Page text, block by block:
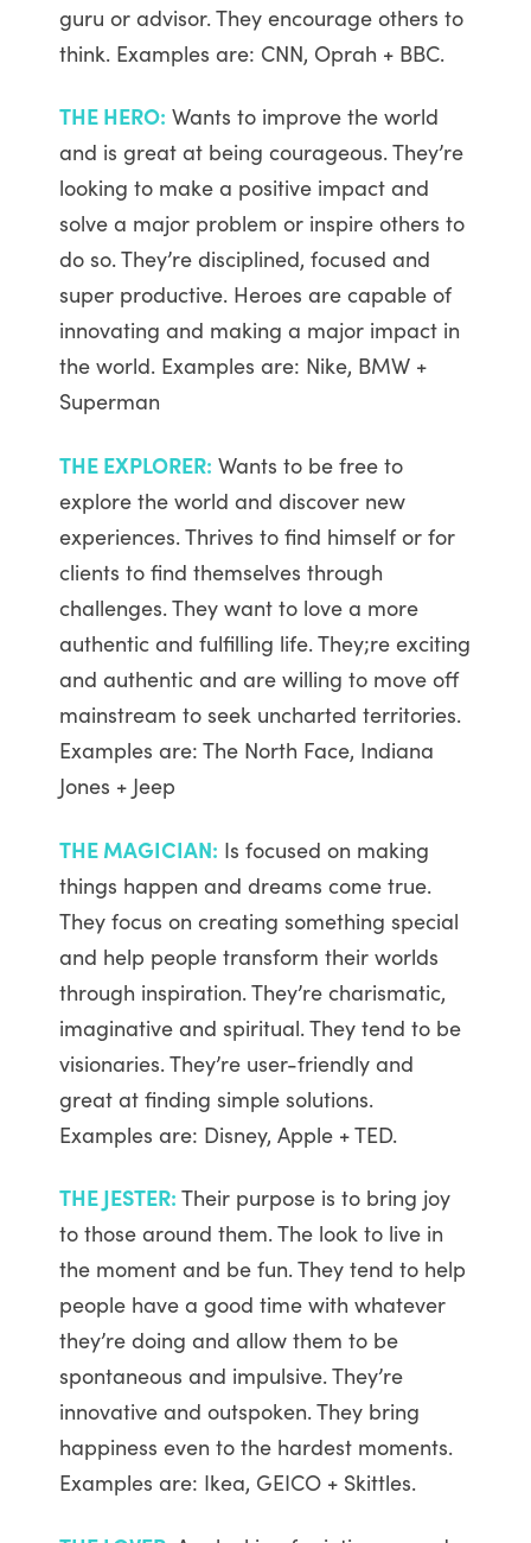
guru or advisor. They encourage others to
think. Examples are: CNN, Oprah + BBC.
THE HERO: Wants to improve the world
and is great at being courageous. They’re
looking to make a positive impact and
solve a major problem or inspire others to
do so. They’re disciplined, focused and
super productive. Heroes are capable of
innovating and making a major impact in
the world. Examples are: Nike, BMW +
Superman
THE EXPLORER: Wants to be free to
explore the world and discover new
experiences. Thrives to find himself or for
clients to find themselves through
challenges. They want to love a more
authentic and fulfilling life. They;re exciting
and authentic and are willing to move off
mainstream to seek uncharted territories.
Examples are: The North Face, Indiana
Jones + Jeep
THE MAGICIAN: Is focused on making
things happen and dreams come true.
They focus on creating something special
and help people transform their worlds
through inspiration. They’re charismatic,
imaginative and spiritual. They tend to be
visionaries. They’re user-friendly and
great at finding simple solutions.
Examples are: Disney, Apple + TED.
THE JESTER: Their purpose is to bring joy
to those around them. The look to live in
the moment and be fun. They tend to help
people have a good time with whatever
they’re doing and allow them to be
spontaneous and impulsive. They’re
innovative and outspoken. They bring
happiness even to the hardest moments.
Examples are: Ikea, GEICO + Skittles.